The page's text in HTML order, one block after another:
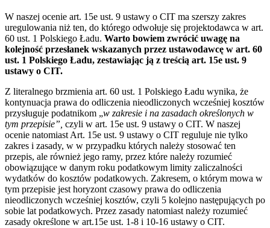
W naszej ocenie art. 15e ust. 9 ustawy o CIT ma szerszy zakres
uregulowania niż ten, do którego odwołuje się projektodawca w art.
60 ust. 1 Polskiego Ładu. Warto bowiem zwrócić uwagę na
kolejność przesłanek wskazanych przez ustawodawcę w art. 60
ust. 1 Polskiego Ładu, zestawiając ją z treścią art. 15e ust. 9
ustawy o CIT.
Z literalnego brzmienia art. 60 ust. 1 Polskiego Ładu wynika, że
kontynuacja prawa do odliczenia nieodliczonych wcześniej kosztów
przysługuje podatnikom „w zakresie i na zasadach określonych w
tym przepisie”, czyli w art. 15e ust. 9 ustawy o CIT. W naszej
ocenie natomiast Art. 15e ust. 9 ustawy o CIT reguluje nie tylko
zakres i zasady, w w przypadku których należy stosować ten
przepis, ale również jego ramy, przez które należy rozumieć
obowiązujące w danym roku podatkowym limity zaliczalności
wydatków do kosztów podatkowych. Zakresem, o którym mowa w
tym przepisie jest horyzont czasowy prawa do odliczenia
nieodliczonych wcześniej kosztów, czyli 5 kolejno następujących po
sobie lat podatkowych. Przez zasady natomiast należy rozumieć
zasady określone w art.15e ust. 1-8 i 10-16 ustawy o CIT.